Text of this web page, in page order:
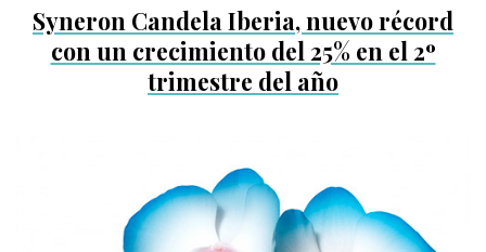
Syneron Candela Iberia, nuevo récord
con un crecimiento del 25% en el 2º
trimestre del año